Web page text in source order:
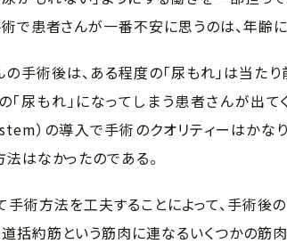
で患者さんが一番不安に思うのは、年齢に
手術後は、ある程度の「尿もれ」は当たり
尿もれ」になってしまう患者さんが出て
）の導入で手術のクオリティーはかなり
はなかったのである。
手術方法を工夫することによって、手術後
括約筋という筋肉に連なるいくつかの筋